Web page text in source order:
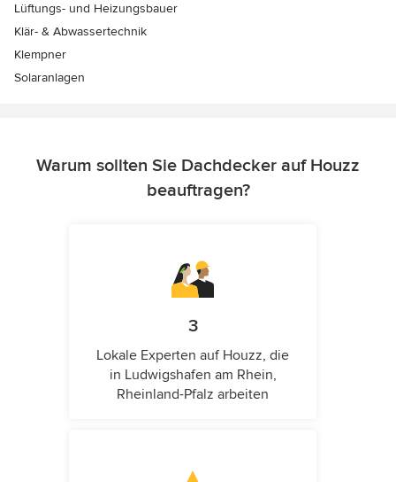
Lüftungs- und Heizungsbauer
Klär- & Abwassertechnik
Klempner
Solaranlagen
Warum sollten Sie Dachdecker auf Houzz
beauftragen?
3
Lokale Experten auf Houzz, die
in Ludwigshafen am Rhein,
Rheinland-Pfalz arbeiten